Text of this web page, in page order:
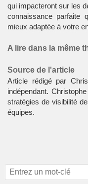
qui impacteront sur les
connaissance parfaite
mieux adaptée à votre
A lire dans la même
Source de l'article
Article rédigé par
indépendant.
stratégies de visibilité
équipes.